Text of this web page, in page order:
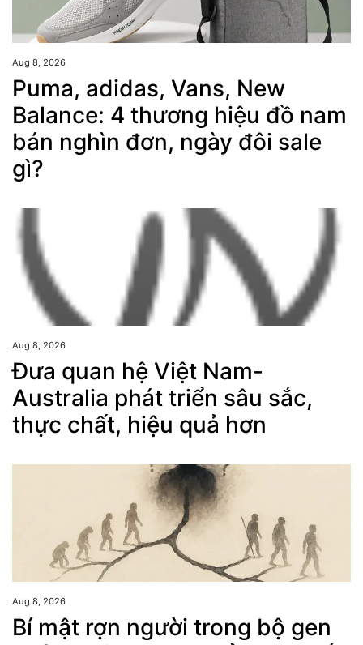
Aug 8, 2026
Puma, adidas, Vans, New
Balance: 4 thương hiệu đồ nam
bán nghìn đơn, ngày đôi sale
gì?
Aug 8, 2026
Đưa quan hệ Việt Nam-
Australia phát triển sâu sắc,
thực chất, hiệu quả hơn
Aug 8, 2026
Bí mật rợn người trong bộ gen